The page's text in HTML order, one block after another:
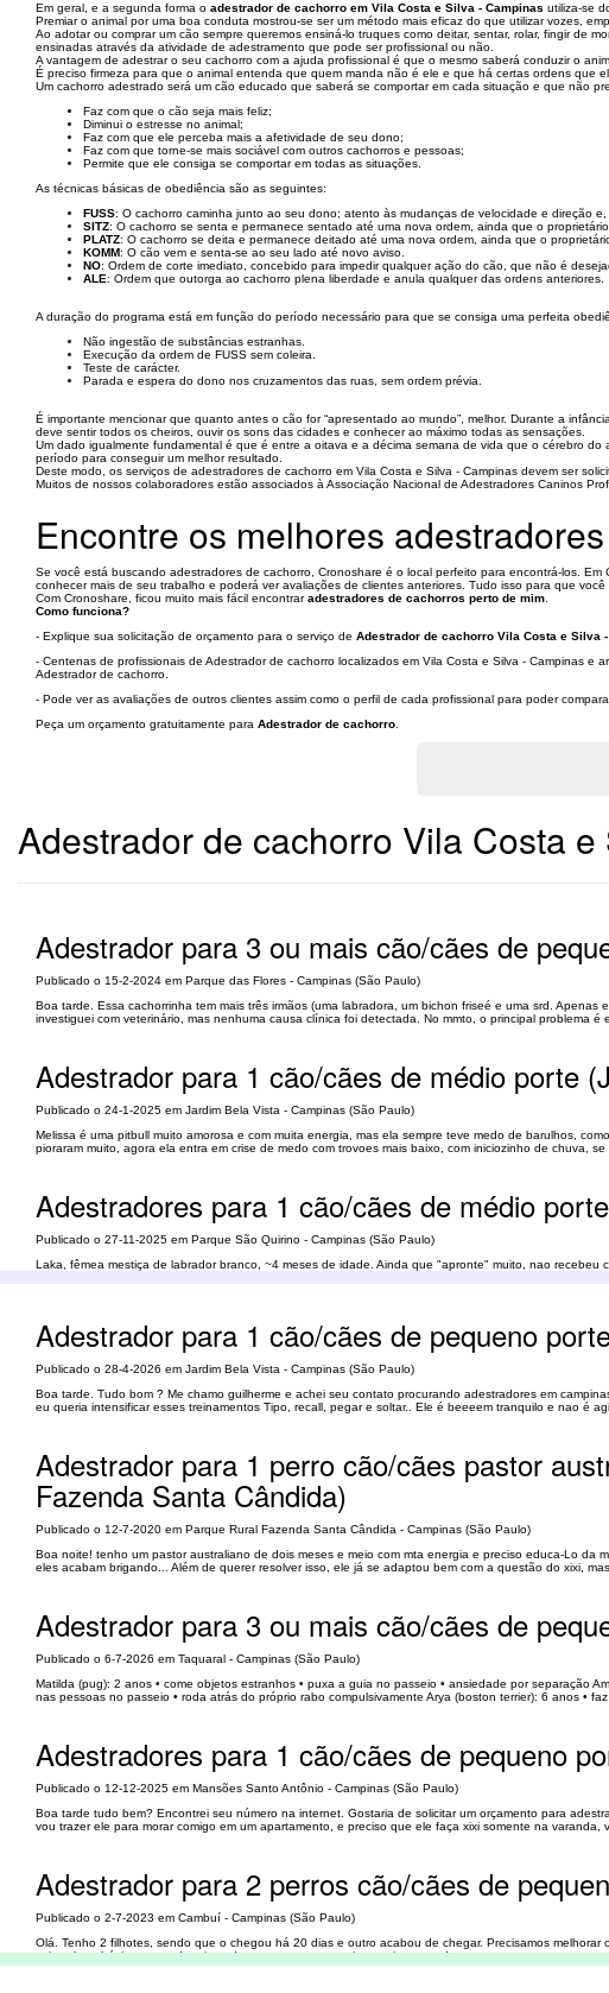
Em geral, e a segunda forma o adestrador de cachorro em Vila Costa e Silva - Campinas utiliza-se
Premiar o animal por uma boa conduta mostrou-se ser um método mais eficaz do que utilizar vozes,
Ao adotar ou comprar um cão sempre queremos ensiná-lo truques como deitar, sentar, rolar, fingir de
ensinadas através da atividade de adestramento que pode ser profissional ou não.
A vantagem de adestrar o seu cachorro com a ajuda profissional é que o mesmo saberá conduzir o
É preciso firmeza para que o animal entenda que quem manda não é ele e que há certas ordens que
Um cachorro adestrado será um cão educado que saberá se comportar em cada situação e que não
Faz com que o cão seja mais feliz;
Diminui o estresse no animal;
Faz com que ele perceba mais a afetividade de seu dono;
Faz com que torne-se mais sociável com outros cachorros e pessoas;
Permite que ele consiga se comportar em todas as situações.
As técnicas básicas de obediência são as seguintes:
FUSS: O cachorro caminha junto ao seu dono; atento às mudanças de velocidade e direção
SITZ: O cachorro se senta e permanece sentado até uma nova ordem, ainda que o
PLATZ: O cachorro se deita e permanece deitado até uma nova ordem, ainda que o
KOMM: O cão vem e senta-se ao seu lado até novo aviso.
NO: Ordem de corte imediato, concebido para impedir qualquer ação do cão, que não é
ALE: Ordem que outorga ao cachorro plena liberdade e anula qualquer das ordens anteriores.
A duração do programa está em função do período necessário para que se consiga uma perfeita
Não ingestão de substâncias estranhas.
Execução da ordem de FUSS sem coleira.
Teste de carácter.
Parada e espera do dono nos cruzamentos das ruas, sem ordem prévia.
É importante mencionar que quanto antes o cão for “apresentado ao mundo”, melhor. Durante a
deve sentir todos os cheiros, ouvir os sons das cidades e conhecer ao máximo todas as sensações.
Um dado igualmente fundamental é que é entre a oitava e a décima semana de vida que o cérebro
período para conseguir um melhor resultado.
Deste modo, os serviços de adestradores de cachorro em Vila Costa e Silva - Campinas devem ser
Muitos de nossos colaboradores estão associados à Associação Nacional de Adestradores Caninos
Encontre os melhores
Se você está buscando adestradores de cachorro, Cronoshare é o local perfeito para encontrá-los.
conhecer mais de seu trabalho e poderá ver avaliações de clientes anteriores. Tudo isso para que
Com Cronoshare, ficou muito mais fácil encontraradestradores de cachorros perto de mim
Como funciona?
- Explique sua solicitação de orçamento para o serviço de Adestrador de cachorro Vila Costa e Silva
- Centenas de profissionais de Adestrador de cachorro localizados em Vila Costa e Silva - Campinas
Adestrador de cachorro.
- Pode ver as avaliações de outros clientes assim como o perfil de cada profissional para poder
Peça um orçamento gratuitamente para Adestrador de cachorro
Adestrador de cachorro Vila Costa
Adestrador para 3 ou mais cão/cães de
Publicado o 15-2-2024 em Parque das Flores - Campinas (São Paulo)
Boa tarde. Essa cachorrinha tem mais três irmãos (uma labradora, um bichon friseé e uma srd.
investiguei com veterinário, mas nenhuma causa clínica foi detectada. No mmto, o principal problema
Adestrador para 1 cão/cães de médio porte
Publicado o 24-1-2025 em Jardim Bela Vista - Campinas (São Paulo)
Melissa é uma pitbull muito amorosa e com muita energia, mas ela sempre teve medo de barulhos,
pioraram muito, agora ela entra em crise de medo com trovoes mais baixo, com iniciozinho de chuva,
Adestradores para 1 cão/cães de médio
Publicado o 27-11-2025 em Parque São Quirino - Campinas (São Paulo)
Laka, fêmea mestiça de labrador branco, ~4 meses de idade. Ainda que "apronte" muito, nao
Adestrador para 1 cão/cães de pequeno
Publicado o 28-4-2026 em Jardim Bela Vista - Campinas (São Paulo)
Boa tarde. Tudo bom ? Me chamo guilherme e achei seu contato procurando adestradores em
eu queria intensificar esses treinamentos Tipo, recall, pegar e soltar.. Ele é beeeem tranquilo e nao é
Adestrador para 1 perro cão/cães pastor
Fazenda Santa Cândida)
Publicado o 12-7-2020 em Parque Rural Fazenda Santa Cândida - Campinas (São Paulo)
Boa noite! tenho um pastor australiano de dois meses e meio com mta energia e preciso educa-Lo
eles acabam brigando... Além de querer resolver isso, ele já se adaptou bem com a questão do xixi,
Adestrador para 3 ou mais cão/cães de
Publicado o 6-7-2026 em Taquaral - Campinas (São Paulo)
Matilda (pug): 2 anos •⁠ ⁠come objetos estranhos •⁠ ⁠puxa a guia no passeio •⁠ ⁠⁠ansiedade por separação
nas pessoas no passeio •⁠ ⁠⁠roda atrás do próprio rabo compulsivamente Arya (boston terrier): 6 anos •⁠
Adestradores para 1 cão/cães de pequeno
Publicado o 12-12-2025 em Mansões Santo Antônio - Campinas (São Paulo)
Boa tarde tudo bem? Encontrei seu número na internet. Gostaria de solicitar um orçamento para
vou trazer ele para morar comigo em um apartamento, e preciso que ele faça xixi somente na
Adestrador para 2 perros cão/cães de
Publicado o 2-7-2023 em Cambuí - Campinas (São Paulo)
Olá. Tenho 2 filhotes, sendo que o chegou há 20 dias e outro acabou de chegar. Precisamos
coisas bem básicas, mas depois podemos pensar em ensinar mais comandos.